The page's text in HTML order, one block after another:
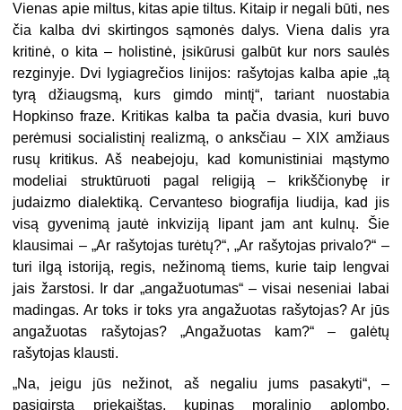
Vienas apie miltus, kitas apie tiltus. Kitaip ir negali būti, nes
čia kalba dvi skirtingos sąmonės dalys. Viena dalis yra
kritinė, o kita – holistinė, įsikūrusi galbūt kur nors saulės
rezginyje. Dvi lygiagrečios linijos: rašytojas kalba apie „tą
tyrą džiaugsmą, kurs gimdo mintį“, tariant nuostabia
Hopkinso fraze. Kritikas kalba ta pačia dvasia, kuri buvo
perėmusi socialistinį realizmą, o anksčiau – XIX amžiaus
rusų kritikus. Aš neabejoju, kad komunistiniai mąstymo
modeliai struktūruoti pagal religiją – krikščionybę ir
judaizmo dialektiką. Cervanteso biografija liudija, kad jis
visą gyvenimą jautė inkviziją lipant jam ant kulnų. Šie
klausimai – „Ar rašytojas turėtų?“, „Ar rašytojas privalo?“ –
turi ilgą istoriją, regis, nežinomą tiems, kurie taip lengvai
jais žarstosi. Ir dar „angažuotumas“ – visai neseniai labai
madingas. Ar toks ir toks yra angažuotas rašytojas? Ar jūs
angažuotas rašytojas? „Angažuotas kam?“ – galėtų
rašytojas klausti.
„Na, jeigu jūs nežinot, aš negaliu jums pasakyti“, –
pasigirsta priekaištas, kupinas moralinio aplombo.